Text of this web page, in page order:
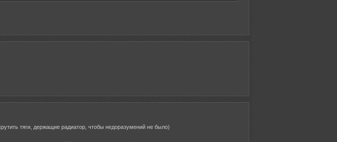
тяги, держащие радиатор, чтобы недоразумений не было)